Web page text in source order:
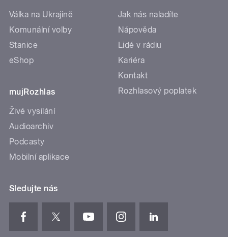
Válka na Ukrajině
Komunální volby
Stanice
eShop
mujRozhlas
Živé vysílání
Audioarchiv
Podcasty
Mobilní aplikace
Jak nás naladíte
Nápověda
Lidé v rádiu
Kariéra
Kontakt
Rozhlasový poplatek
Sledujte nás